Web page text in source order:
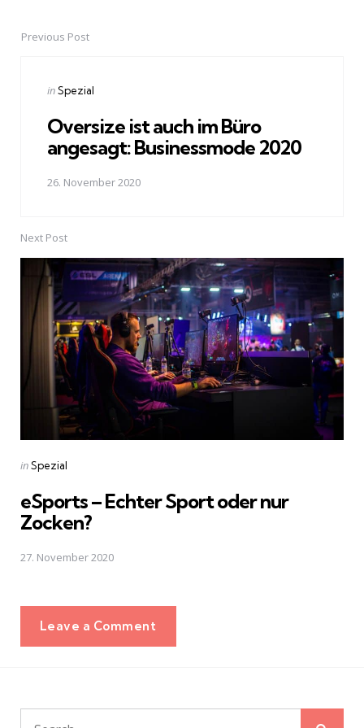
PostPrevious Post
Posted
inSpezial
Oversize ist auch im Büro
angesagt: Businessmode 2020
26. November 2020
Next Post
Posted
inSpezial
eSports – Echter Sport oder nur
Zocken?
27. November 2020
Leave a Comment